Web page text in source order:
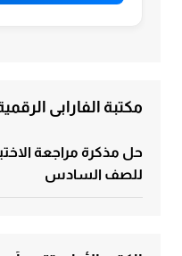
مكتبة الفارابي
حل مذكرة مراجعة
للصف السادس